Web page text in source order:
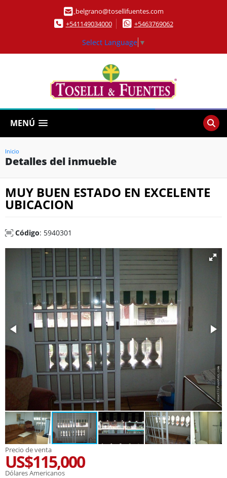
belgrano@tosellifuentes.com
+541149034000
+5463769062
Select Language ▼
MENÚ
Inicio
Detalles del inmueble
MUY BUEN ESTADO EN EXCELENTE
UBICACION
Código: 5940301
Precio de venta
US$115,000
Dólares Americanos